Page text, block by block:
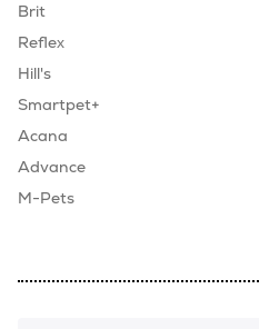
Brit
Reflex
Hill's
Smartpet+
Acana
Advance
M-Pets